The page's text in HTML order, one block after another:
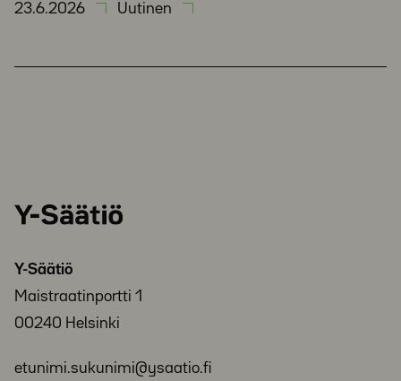
23.6.2026 Uutinen
Y-
Y-Säätiö
Maistraatinportti 1
00240 Helsinki
etunimi.sukunimi@ysaatio.fi